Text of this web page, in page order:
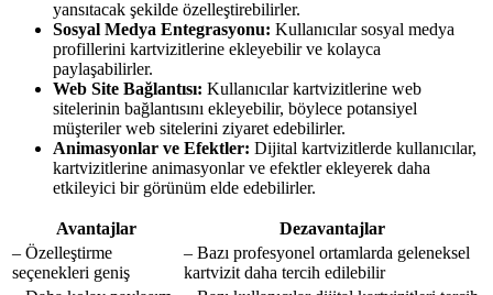
yansıtacak şekilde özelleştirebilirler.
Sosyal Medya Entegrasyonu: Kullanıcılar sosyal medya
profillerini kartvizitlerine ekleyebilir ve kolayca
paylaşabilirler.
Web Site Bağlantısı: Kullanıcılar kartvizitlerine web
sitelerinin bağlantısını ekleyebilir, böylece potansiyel
müşteriler web sitelerini ziyaret edebilirler.
Animasyonlar ve Efektler: Dijital kartvizitlerde kullanıcılar,
kartvizitlerine animasyonlar ve efektler ekleyerek daha
etkileyici bir görünüm elde edebilirler.
Avantajlar
Dezavantajlar
– Özelleştirme
seçenekleri geniş
– Bazı profesyonel ortamlarda geleneksel
kartvizit daha tercih edilebilir